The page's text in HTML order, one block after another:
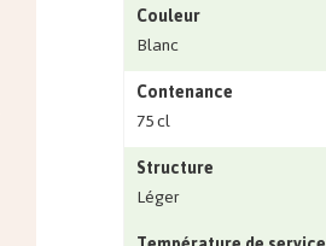
Couleur
Blanc
Contenance
75 cl
Structure
Léger